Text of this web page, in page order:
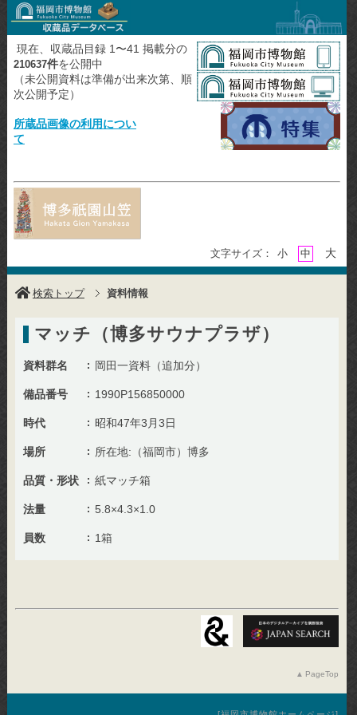
現在、収蔵品目録 1〜41 掲載分の
210637件を公開中
（未公開資料は準備が出来次第、順
次公開予定）
所蔵品画像の利用につい
て
文字サイズ： 小 中 大
検索トップ 資料情報
マッチ（博多サウナプラザ）
資料群名 岡田一資料（追加分）
備品番号 1990P156850000
時代 昭和47年3月3日
場所 所在地:（福岡市）博多
品質・形状 紙マッチ箱
法量 5.8×4.3×1.0
員数 1箱
PageTop